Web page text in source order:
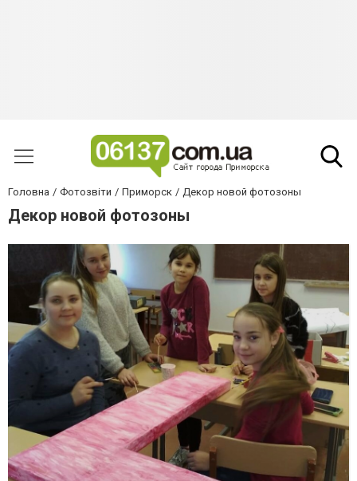
Головна Фотозвіти Приморск Декор новой фотозоны
Декор новой фотозоны